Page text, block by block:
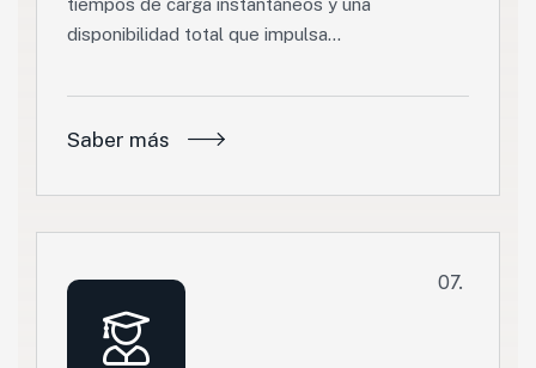
tiempos de carga instantáneos y una
disponibilidad total que impulsa…
Saber más
07.